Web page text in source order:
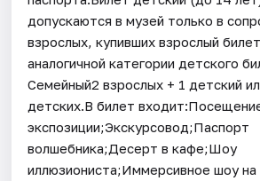
допускаются в музей только в
взрослых, купивших взрослый
аналогичной категории детского
Семейный2 взрослых + 1 детский
детских.В билет
экспозиции;Экскурсовод;Паспорт
волшебника;Десерт в кафе;Шоу
иллюзиониста;Иммерсивное шоу